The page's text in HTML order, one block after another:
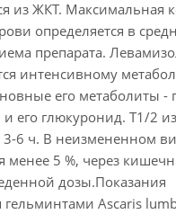
из ЖКТ. Максимальная
определяется в
препарата.
интенсивному
его метаболиты -
его глюкуронид. T1/2
3-6 ч. В неизмененном
менее 5 %, через
дозы.Показания
Ascaris